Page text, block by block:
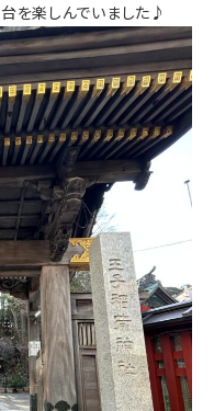
を楽しんでいました♪